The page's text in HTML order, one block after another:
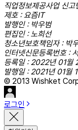
직업정보제공사업 신
제호 : 요즘IT
발행인 : 박우범
편집인 : 노희선
청소년보호책임자 : 박
인터넷신문등록번호 :
등록일 : 2022년 01월
발행일 : 2021년 01월
© 2013 Wishket
로그인